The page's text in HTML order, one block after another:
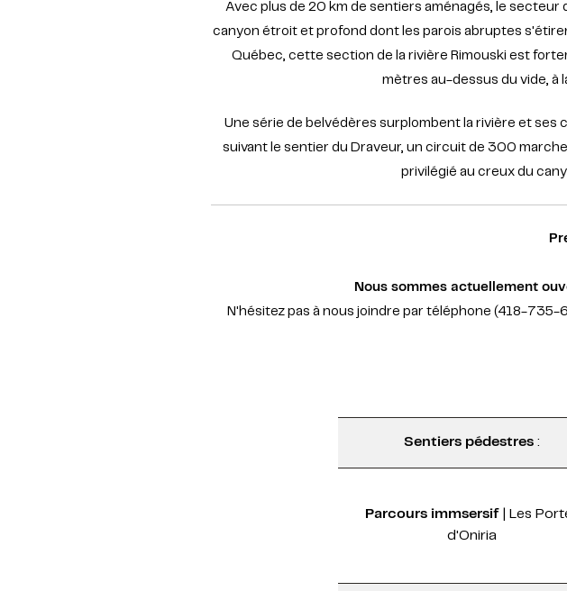
Avec plus de 20 km de sentiers aménagés, le
canyon étroit et profond dont les parois abruptes
Québec, cette section de la rivière Rimouski est
mètres au-dessus du vide, à
Une série de belvédères surplombent la rivière et ses
suivant le sentier du Draveur, un circuit de 300
privilégié au creux du
Nous sommes actuellement
N'hésitez pas à nous joindre par téléphone (418-735-
Sentiers pédestres :
Parcours immsersif| Les
d'Oniria